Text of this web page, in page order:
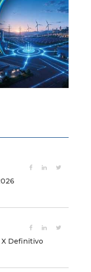
X Definitivo